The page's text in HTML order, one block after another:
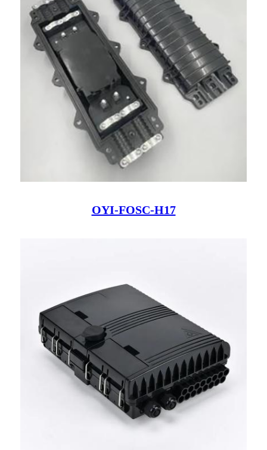
OYI-FOSC-H17